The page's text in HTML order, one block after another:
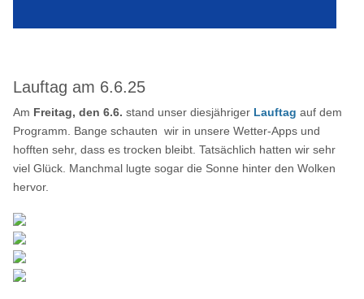
Lauftag am 6.6.25
Am Freitag, den 6.6. stand unser diesjähriger Lauftag auf dem
Programm. Bange schauten wir in unsere Wetter-Apps und
hofften sehr, dass es trocken bleibt. Tatsächlich hatten wir sehr
viel Glück. Manchmal lugte sogar die Sonne hinter den Wolken
hervor.